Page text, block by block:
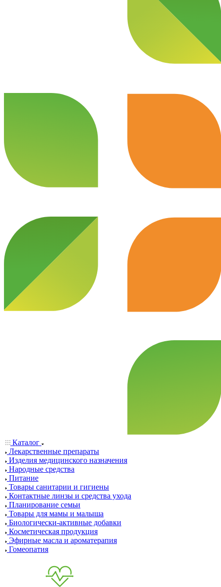
Каталог
Лекарственные препараты
Изделия медицинского назначения
Народные средства
Питание
Товары санитарии и гигиены
Контактные линзы и средства ухода
Планирование семьи
Товары для мамы и малыша
Биологически-активные добавки
Косметическая продукция
Эфирные масла и ароматерапия
Гомеопатия